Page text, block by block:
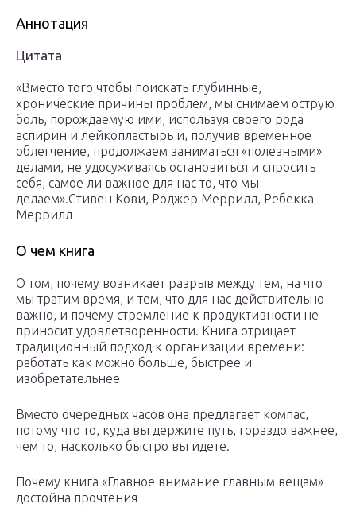
Аннотация
Цитата
«Вместо того чтобы поискать глубинные,
хронические причины проблем, мы снимаем острую
боль, порождаемую ими, используя своего рода
аспирин и лейкопластырь и, получив временное
облегчение, продолжаем заниматься «полезными»
делами, не удосуживаясь остановиться и спросить
себя, самое ли важное для нас то, что мы
делаем».Стивен Кови, Роджер Меррилл, Ребекка
Меррилл
О чем книга
О том, почему возникает разрыв между тем, на что
мы тратим время, и тем, что для нас действительно
важно, и почему стремление к продуктивности не
приносит удовлетворенности. Книга отрицает
традиционный подход к организации времени:
работать как можно больше, быстрее и
изобретательнее
Вместо очередных часов она предлагает компас,
потому что то, куда вы держите путь, гораздо важнее,
чем то, насколько быстро вы идете.
Почему книга «Главное внимание главным вещам»
достойна прочтения